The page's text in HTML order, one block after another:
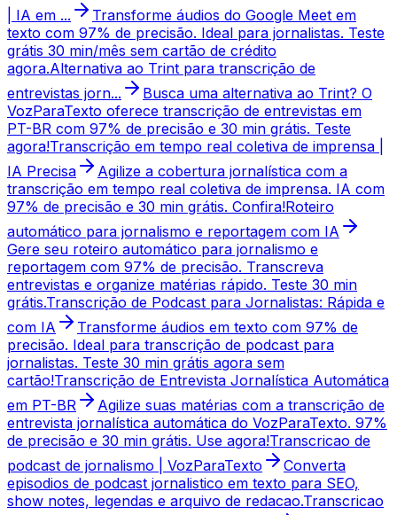
| IA em ...
Transforme áudios do Google Meet em
texto com 97% de precisão. Ideal para jornalistas. Teste
grátis 30 min/mês sem cartão de crédito
agora.Alternativa ao Trint para transcrição de
entrevistas jorn...
Busca uma alternativa ao Trint? O
VozParaTexto oferece transcrição de entrevistas em
PT-BR com 97% de precisão e 30 min grátis. Teste
agora!Transcrição em tempo real coletiva de imprensa |
IA Precisa
Agilize a cobertura jornalística com a
transcrição em tempo real coletiva de imprensa. IA com
97% de precisão e 30 min grátis. Confira!Roteiro
automático para jornalismo e reportagem com IA
Gere seu roteiro automático para jornalismo e
reportagem com 97% de precisão. Transcreva
entrevistas e organize matérias rápido. Teste 30 min
grátis.Transcrição de Podcast para Jornalistas: Rápida e
com IA
Transforme áudios em texto com 97% de
precisão. Ideal para transcrição de podcast para
jornalistas. Teste 30 min grátis agora sem
cartão!Transcrição de Entrevista Jornalística Automática
em PT-BR
Agilize suas matérias com a transcrição de
entrevista jornalística automática do VozParaTexto. 97%
de precisão e 30 min grátis. Use agora!Transcricao de
podcast de jornalismo | VozParaTexto
Converta
episodios de podcast jornalistico em texto para SEO,
show notes, legendas e arquivo de redacao.Transcricao